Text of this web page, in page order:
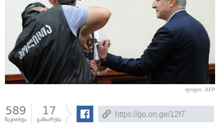
ფოტო: AFP
589
წაკითხვა
17
გაზიარება